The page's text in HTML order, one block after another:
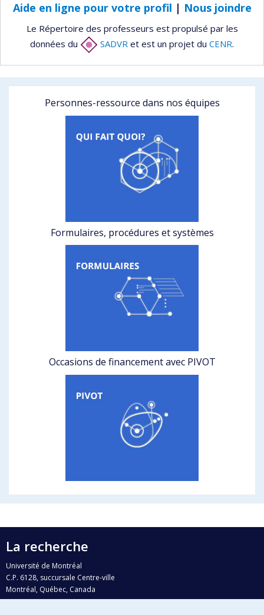
Aide en ligne pour votre profil | Nous joindre
Le Répertoire des professeurs est propulsé par les
données du
SADVR et est un projet du CENR.
Personnes-ressource dans nos équipes
Formulaires, procédures et systèmes
Occasions de financement avec PIVOT
La recherche
Université de Montréal
C.P. 6128, succursale Centre-ville
Montréal, Québec, Canada
H3C 3J7